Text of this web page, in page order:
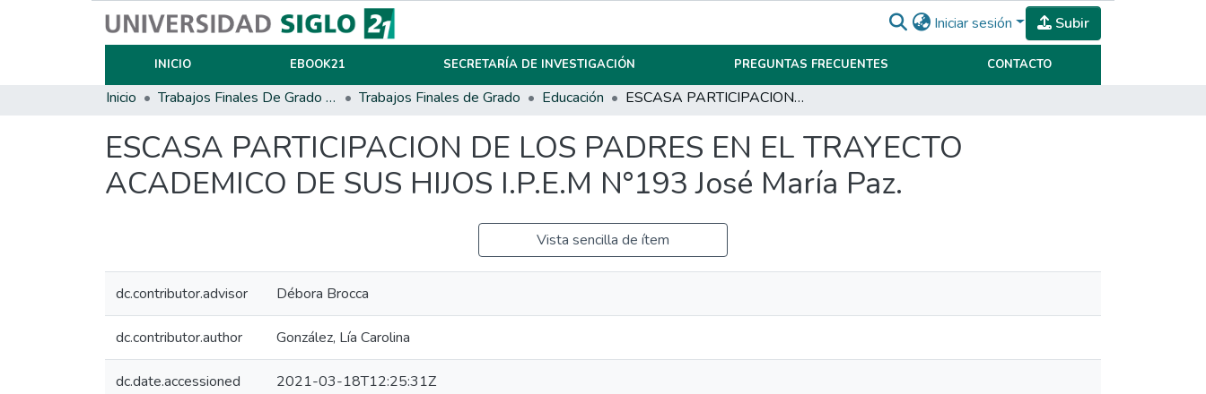
Iniciar sesión Subir
INICIO EBOOK21 SECRETARÍA DE INVESTIGACIÓN PREGUNTAS FRECUENTES CONTACTO
Inicio Trabajos Finales De Grado Y Posgrado Trabajos Finales de Grado Educación ESCASA PARTICIPACION DE LOS PADRES EN EL TRAYECTO ACADEMICO DE SUS HIJOS I.P.E.M N°193 José María Paz.
ESCASA PARTICIPACION DE LOS PADRES EN EL TRAYECTO
ACADEMICO DE SUS HIJOS I.P.E.M N°193 José María Paz.
Vista sencilla de ítem
dc.contributor.advisor Débora Brocca
dc.contributor.author González, Lía Carolina
dc.date.accessioned 2021-03-18T12:25:31Z